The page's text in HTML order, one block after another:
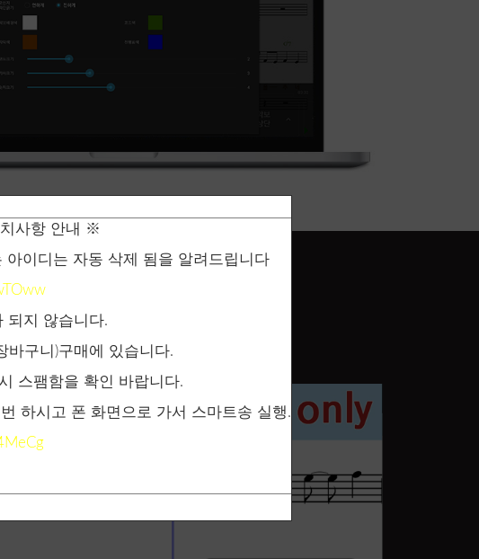
사항 안내 ※
아이디는 자동 삭제 됨을 알려드립니다
되지 않습니다.
바구니)구매에 있습니다.
스팸함을 확인 바랍니다.
하시고 폰 화면으로 가서 스마트송 실행.